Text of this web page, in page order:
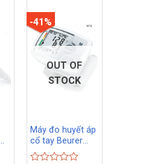
of
5
-41%
OUT OF
STOCK
Máy đo huyết áp
cổ tay Beurer
BC31